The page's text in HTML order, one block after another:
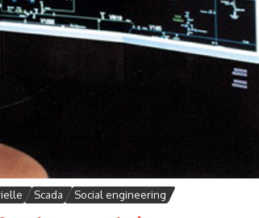
Scada Social engineering